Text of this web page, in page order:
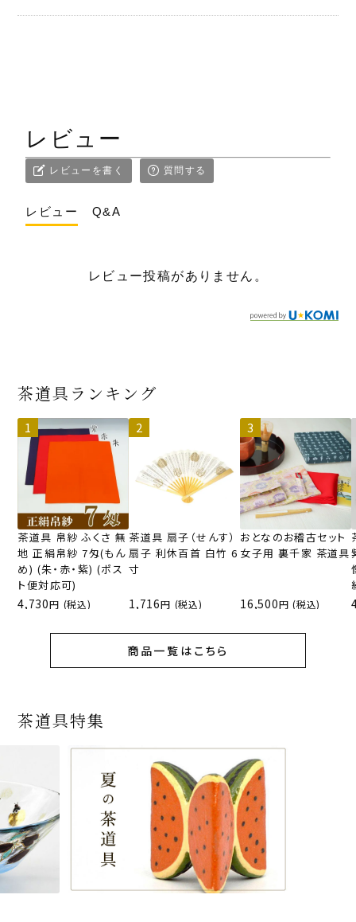
レビュー
レビューを書く 質問する
レビュー Q&A
レビュー投稿がありません。
茶道具ランキング
茶道具 帛紗 ふくさ 無
地 正絹帛紗 7匁(もん
め) (朱・赤・紫) (ポス
ト便対応可)
4,730 (税込)
茶道具 扇子（せんす）
扇子 利休百首 白竹 6
寸
1,716 (税込)
おとなのお稽古セット
女子用 裏千家 茶道具
16,500 (税込)
商品一覧はこちら
茶道具特集